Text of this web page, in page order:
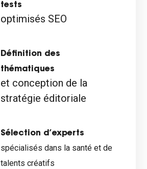
tests
optimisés SEO
Définition des
thématiques
et conception de la
stratégie éditoriale
Sélection d’experts
spécialisés dans la santé et de
talents créatifs